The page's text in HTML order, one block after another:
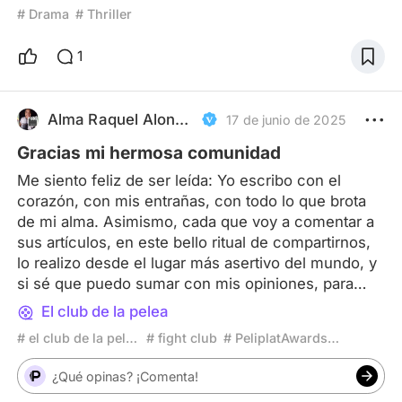
suele externalizarse mediante dos actores con
mayor problema al que nos enfrentamos es cómo
direccionales claros que atraviesan toda la película,
olvidando así encontrar la conexión ubicua entre
ellos
# Drama # Thriller
1
Alma Raquel Alonso Lucena 17 de junio de 2025
Gracias mi hermosa comunidad
Me siento feliz de ser leída: Yo escribo con el
corazón, con mis entrañas, con todo lo que brota
de mi alma. Asimismo, cada que voy a comentar a
sus artículos, en este bello ritual de compartirnos,
lo realizo desde el lugar más asertivo del mundo, y
si sé que puedo sumar con mis opiniones, para
que mejoren y brillen más, no dudo en hacerlas.
Siempre he buscado generar el pensamiento
crítico, mover las fibras más sensibles y sobre
todo, abrir la conversación. Espero puedan
seguirme leyendo y si todavía no lo han hecho, les
El club de la pelea
# el club de la pelea # fight club # PeliplatAwards2025
¿Qué opinas? ¡Comenta!